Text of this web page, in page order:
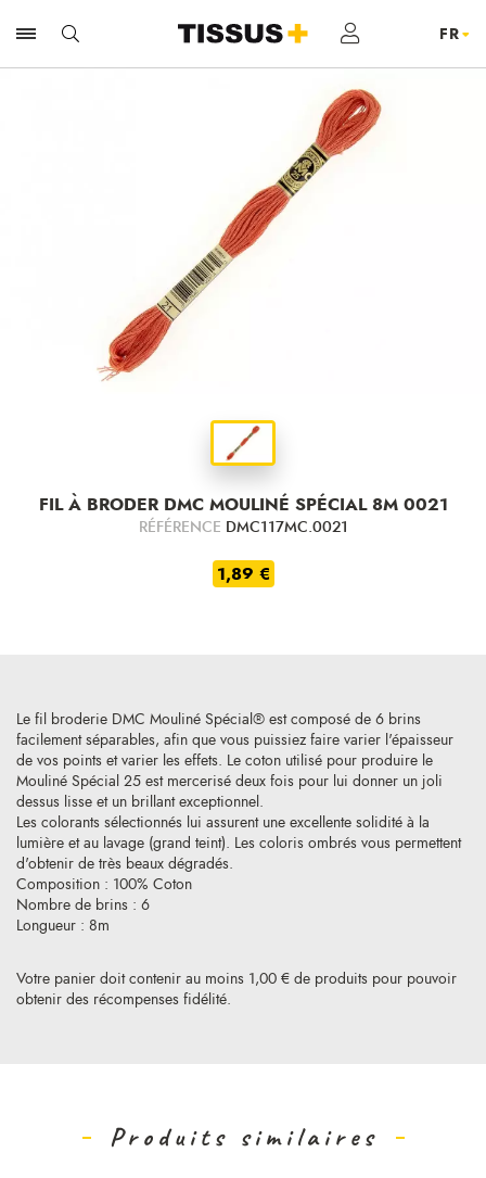
FIL À BRODER DMC MOULINÉ SPÉCIAL 8M 0021
RÉFÉRENCE DMC117MC.0021
1,89 €
Votre panier doit contenir au moins 1,00 € de produits pour pouvoir
obtenir des récompenses fidélité.
Le fil broderie DMC Mouliné Spécial® est composé de 6 brins
facilement séparables, afin que vous puissiez faire varier l'épaisseur
de vos points et varier les effets. Le coton utilisé pour produire le
Mouliné Spécial 25 est mercerisé deux fois pour lui donner un joli
dessus lisse et un brillant exceptionnel.
Les colorants sélectionnés lui assurent une excellente solidité à la
lumière et au lavage (grand teint). Les coloris ombrés vous permettent
d'obtenir de très beaux dégradés.
Composition : 100% Coton
Nombre de brins : 6
Longueur : 8m
Produits similaires